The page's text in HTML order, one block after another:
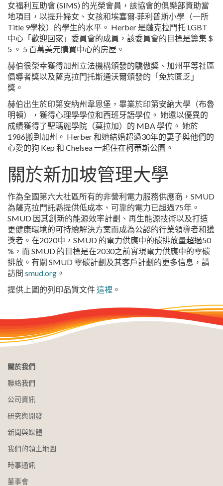
女福利互助會 (SIMS) 的光榮會員，該協會的俱樂部資助當
地項目，以提升婦女、女孩和埃塞爾·菲利普斯小學（一所
Title 9學校）的學生的水平。 Herber 是薩克拉門托 LGBT
中心「歡迎回家」委員會的成員，該委員會的目標是籌集 $
5 。 5 百萬美元購買中心的房屋。
赫伯很榮幸獲得加州立法機構頒發的驕傲獎、加州平等社區
倡導者獎以及薩克拉門托斯通沃爾頒發的「免於匱乏」
獎。
赫伯出生於印第安納州韋恩堡，畢業於印第安納大學（布魯
明頓），獲得心理學學位和西班牙語學位。 她還以優異的
成績獲得了聖瑪麗學院（莫拉加）的 MBA 學位。 她於
1986搬到加州。 Herber 和她結婚超過30年的妻子與他們的
心愛的狗 Kep 和 Chelsea 一起住在柯蒂斯公園。
關於新加坡管理大學
作為全國第六大社區所有的非營利電力服務供應商，SMUD
為薩克拉門託縣提供低成本、可靠的電力已超過75年。
SMUD 因其創新的能源效率計劃、再生能源技術以及打造
更健康環境的可持續解決方案而成為公認的行業領導者和獲
獎者。在2020中，SMUD 的電力供應中的碳排放量超過50
%，而 SMUD 的目標是在2030之前實現電力供應中的零碳
排放。有關 SMUD 零碳計劃及其客戶計劃的更多信息，請
訪問 smud.org 。
提供上圖的列印品質文件這裡 。
關於我們
聯絡我們
公司資訊
研究與開發
新聞與媒體
我們的領土地圖
時事通訊
董事會